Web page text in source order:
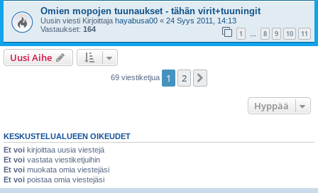
Omien mopojen tuunaukset - tähän virit+tuuningit
Uusin viesti Kirjoittaja hayabusa00 « 24 Syys 2011, 14:13
Vastaukset: 164 1 … 8 9 10 11
Uusi Aihe
69 viestiketjua 1 2
Hyppää
KESKUSTELUALUEEN OIKEUDET
Et voi kirjoittaa uusia viestejä
Et voi vastata viestiketjuihin
Et voi muokata omia viestejäsi
Et voi poistaa omia viestejäsi